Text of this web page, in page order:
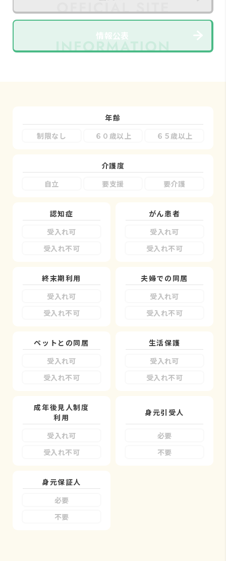
情報公表
年齢
制限なし
６０歳以上 ６５歳以上
介護度
自立
要支援 要介護
認知症
受入れ可
受入れ不可
がん患者
受入れ可
受入れ不可
終末期利用
受入れ可
受入れ不可
夫婦での同居
受入れ可
受入れ不可
ペットとの同居
受入れ可
受入れ不可
生活保護
受入れ可
受入れ不可
成年後見人制度
利用
受入れ可
受入れ不可
身元引受人
必要
不要
身元保証人
必要
不要